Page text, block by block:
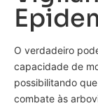
O verdadeiro
capacidade de
possibilitando
combate às